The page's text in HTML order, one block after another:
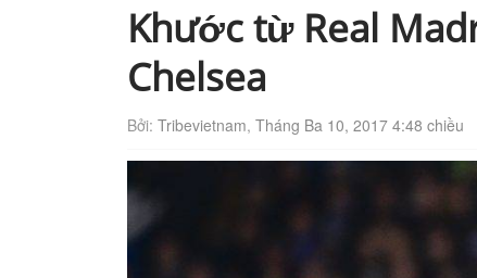
Khước từ Real
Chelsea
Bởi: Tribevietnam, Tháng Ba 10, 2017 4:48 chiều